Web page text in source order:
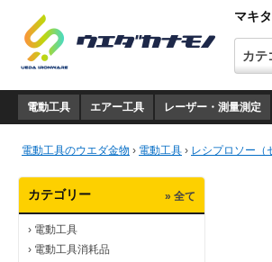
マキ
電動工具 エアー工具 レーザー・測量測定
電動工具のウエダ金物 › 電動工具 › レシプロソー（
カテゴリー » 全て
› 電動工具
› 電動工具消耗品